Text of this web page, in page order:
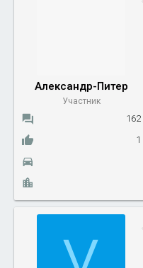
Александр-Питер
Участник
162
1